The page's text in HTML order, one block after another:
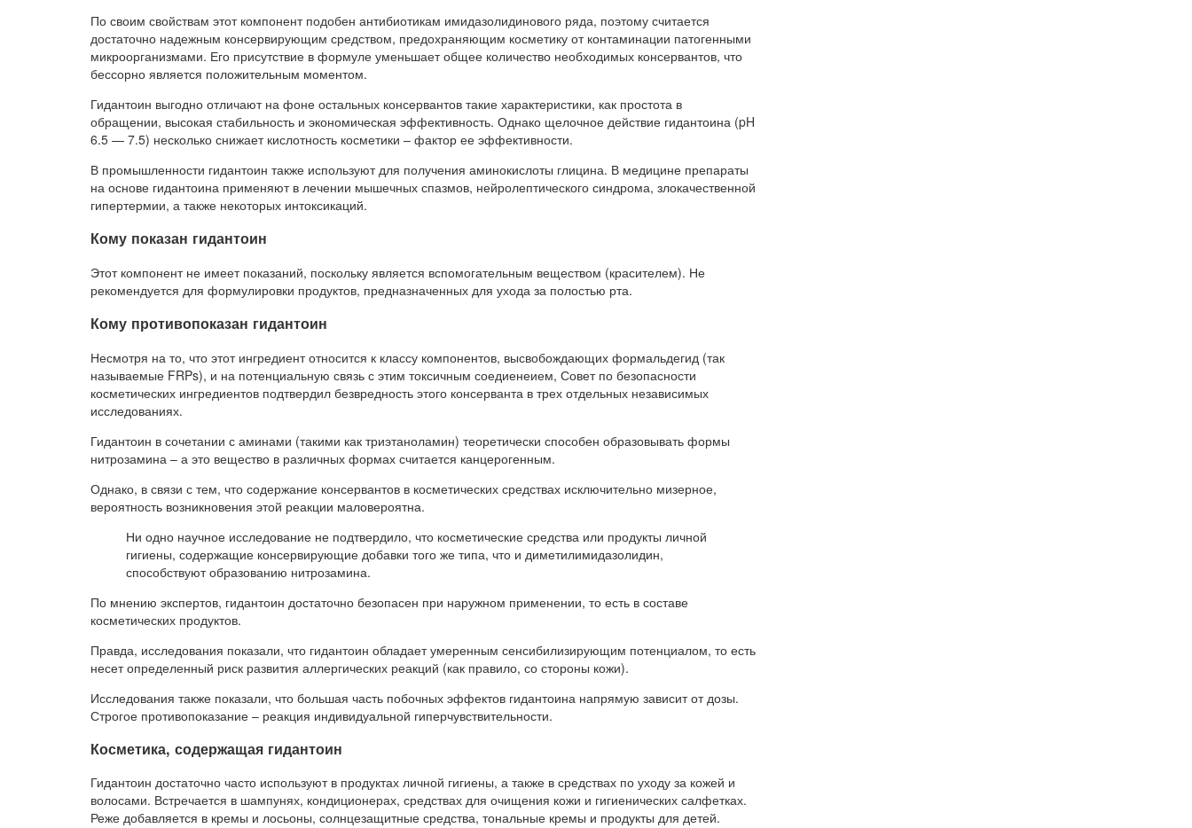
По своим свойствам этот компонент подобен антибиотикам имидазолидинового ряда, поэтому считается
достаточно надежным консервирующим средством, предохраняющим косметику от контаминации патогенными
микроорганизмами. Его присутствие в формуле уменьшает общее количество необходимых консервантов, что
бессорно является положительным моментом.
Гидантоин выгодно отличают на фоне остальных консервантов такие характеристики, как простота в
обращении, высокая стабильность и экономическая эффективность. Однако щелочное действие гидантоина (pH
6.5 — 7.5) несколько снижает кислотность косметики – фактор ее эффективности.
В промышленности гидантоин также используют для получения аминокислоты глицина. В медицине препараты
на основе гидантоина применяют в лечении мышечных спазмов, нейролептического синдрома, злокачественной
гипертермии, а также некоторых интоксикаций.
Кому показан гидантоин
Этот компонент не имеет показаний, поскольку является вспомогательным веществом (красителем). Не
рекомендуется для формулировки продуктов, предназначенных для ухода за полостью рта.
Кому противопоказан гидантоин
Несмотря на то, что этот ингредиент относится к классу компонентов, высвобождающих формальдегид (так
называемые FRPs), и на потенциальную связь с этим токсичным соедиенеием, Совет по безопасности
косметических ингредиентов подтвердил безвредность этого консерванта в трех отдельных независимых
исследованиях.
Гидантоин в сочетании с аминами (такими как триэтаноламин) теоретически способен образовывать формы
нитрозамина – а это вещество в различных формах считается канцерогенным.
Однако, в связи с тем, что содержание консервантов в косметических средствах исключительно мизерное,
вероятность возникновения этой реакции маловероятна.
Ни одно научное исследование не подтвердило, что косметические средства или продукты личной
гигиены, содержащие консервирующие добавки того же типа, что и диметилимидазолидин,
способствуют образованию нитрозамина.
По мнению экспертов, гидантоин достаточно безопасен при наружном применении, то есть в составе
косметических продуктов.
Правда, исследования показали, что гидантоин обладает умеренным сенсибилизирующим потенциалом, то есть
несет определенный риск развития аллергических реакций (как правило, со стороны кожи).
Исследования также показали, что большая часть побочных эффектов гидантоина напрямую зависит от дозы.
Строгое противопоказание – реакция индивидуальной гиперчувствительности.
Косметика, содержащая гидантоин
Гидантоин достаточно часто используют в продуктах личной гигиены, а также в средствах по уходу за кожей и
волосами. Встречается в шампунях, кондиционерах, средствах для очищения кожи и гигиенических салфетках.
Реже добавляется в кремы и лосьоны, солнцезащитные средства, тональные кремы и продукты для детей.